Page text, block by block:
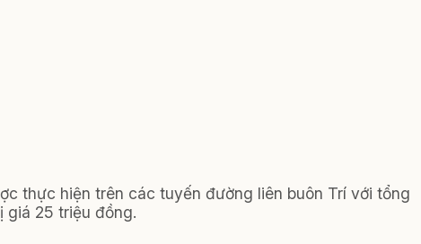
thực hiện trên các tuyến đường liên buôn Trí với tổng
giá 25 triệu đồng.